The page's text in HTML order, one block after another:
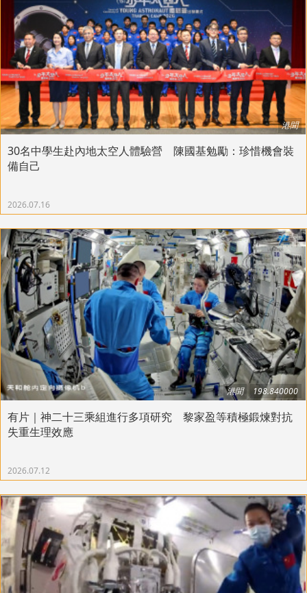
港聞
30名中學生赴內地太空人體驗營 陳國基勉勵：珍惜機會裝
備自己
2026.07.16
港聞 198.840000
有片｜神二十三乘組進行多項研究 黎家盈等積極鍛煉對抗
失重生理效應
2026.07.12